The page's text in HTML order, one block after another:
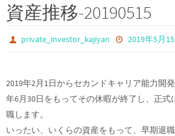
プ ム
資産推移-20190515
private_investor_kajiyan 2019年5月
2019年2月1日からセカンドキャリア能力開
年6月30日をもってその休暇が終了し、正式
職します。
いったい、いくらの資産をもって、早期退